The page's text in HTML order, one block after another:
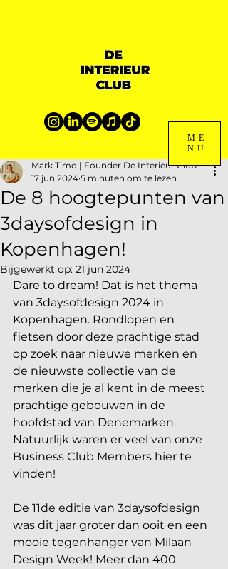
ME
NU
De 8 hoogtepunten van
3daysofdesign in
Kopenhagen!
Mark Timo | Founder De Interieur Club
17 jun 2024 5 minuten om te lezen
Bijgewerkt op: 21 jun 2024
Dare to dream! Dat is het thema
van 3daysofdesign 2024 in
Kopenhagen. Rondlopen en
fietsen door deze prachtige stad
op zoek naar nieuwe merken en
de nieuwste collectie van de
merken die je al kent in de meest
prachtige gebouwen in de
hoofdstad van Denemarken.
Natuurlijk waren er veel van onze
Business Club Members hier te
vinden!
De 11de editie van 3daysofdesign
was dit jaar groter dan ooit en een
mooie tegenhanger van Milaan
Design Week! Meer dan 400